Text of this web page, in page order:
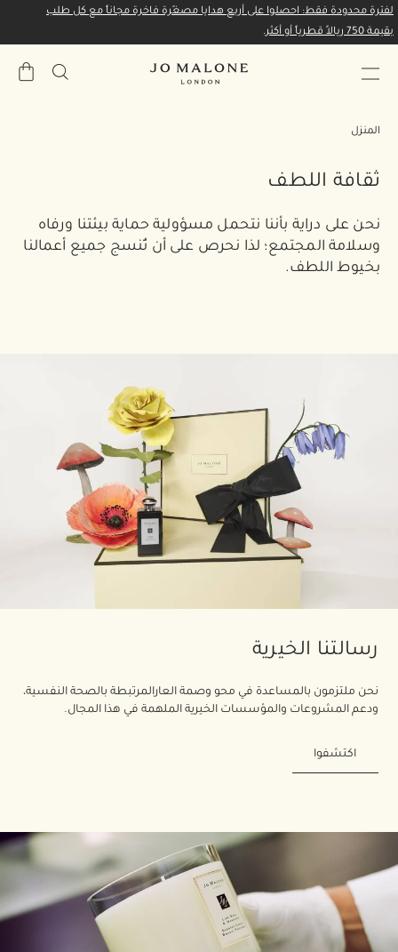
لفترة محدودة فقط: احصلوا على أربع هدايا مصغّرة فاخرة مجاناً مع كل طلب
بقيمة 750 ريالاً قطرياً أو أكثر.
حقيبة
المنزل
ثقافة اللطف
نحن على دراية بأننا نتحمل مسؤولية حماية بيئتنا ورفاه
وسلامة المجتمع؛ لذا نحرص على أن تُنسج جميع أعمالنا
بخيوط اللطف.
رسالتنا الخيرية
نحن ملتزمون بالمساعدة في محو وصمة العارالمرتبطة بالصحة النفسية،
ودعم المشروعات والمؤسسات الخيرية الملهمة في هذا المجال.
اكتشفوا